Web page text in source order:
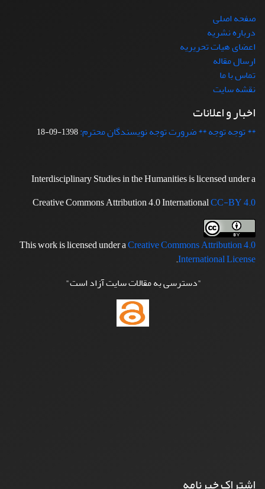
صفحه اصلی
درباره نشریه
اعضای هیات تحریریه
ارسال مقاله
تماس با ما
نقشه سایت
اخبار و اعلانات
** توجه توجه ** ضرورت توجه نویسندگان محترم:1398-09-18
Interdisciplinary Studies in the Humanities is licensed under a
Creative Commons Attribution 4.0 InternationalCC-BY 4.0
This work is licensed under aCreative Commons Attribution 4.0
International License
.
"دسترسی به مقالات سایت آزاد است"